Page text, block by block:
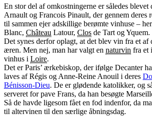
En stor del af omkostningerne er således
Arnault og Francois Pinault, der gennem deres
til sammen ejer adskillige berømte vinhuse –
Blanc, Château Latour, Clos de Tart og Yquem.
Det synes derfor oplagt, at det blev vin fra et af
æren. Men nej, man har valgt en naturvin fra et
vinhus i Loire.
Det er Paris’ ærkebiskop, der ifølge Decanter
laves af Régis og Anne-Reine Anouil i deres
Bénisson-Dieu. De er glødende katolikker, og
serveret for pave Frans, da han besøgte
Så de havde ligesom fået en fod indenfor, da
til altervinen til den særlige åbningsdag.